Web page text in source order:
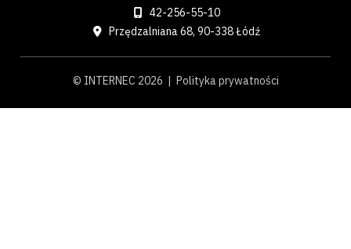
42-256-55-10
Przędzalniana 68, 90-338 Łódź
© INTERNEC 2026 | Polityka prywatności